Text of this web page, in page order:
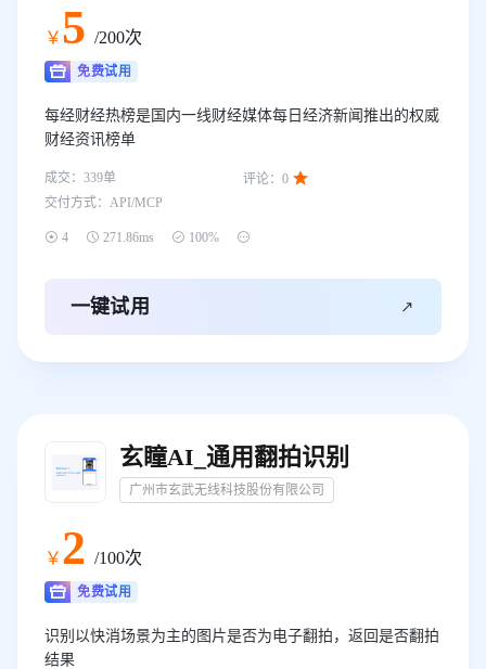
￥ 5 /200次
免费试用
每经财经热榜是国内一线财经媒体每日经济新闻推出的权威
财经资讯榜单
成交： 339单 评论： 0 
交付方式： API/MCP
 4  271.86ms  100% 
一键试用 
玄瞳AI_通用翻拍识别
广州市玄武无线科技股份有限公司
￥ 2 /100次
免费试用
识别以快消场景为主的图片是否为电子翻拍，返回是否翻拍
结果